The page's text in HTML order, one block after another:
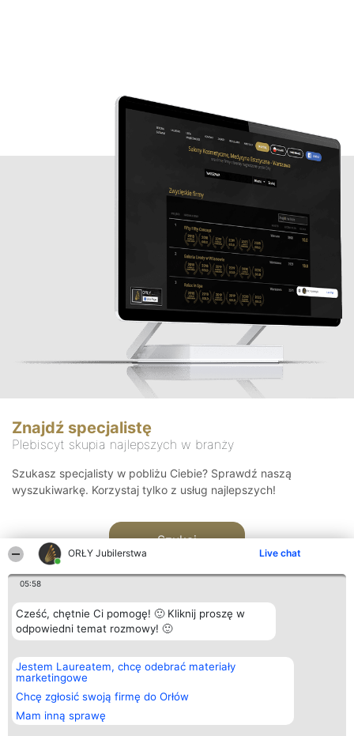
ORŁY Jubilerstwa Live chat
05:58
Cześć, chętnie Ci pomogę! 🙂 Kliknij proszę w
odpowiedni temat rozmowy! 🙂
Jestem Laureatem, chcę odebrać materiały
marketingowe
Chcę zgłosić swoją firmę do Orłów
Mam inną sprawę
Znajdź specjalistę
Plebiscyt skupia najlepszych w branży
Szukasz specjalisty w pobliżu Ciebie? Sprawdź naszą
wyszukiwarkę. Korzystaj tylko z usług najlepszych!
Szukaj
Organizator plebiscytu
Bright Side Solutions sp. z o.
o. sp. k.
ul. Ruska 22
Wrocław 50-079
KRS 0000749100 | Regon
381313360 | NIP 8943132676
Plebiscyt
Laureaci
wszystkich
Laureatów
Regulamin
Kontakt
Kontakt